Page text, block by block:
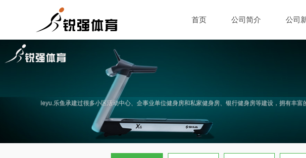
首页 公司简介 公司
leyu.乐鱼承建过很多小区活动中心、企事业单位健身房和私家健身房、银行健身房等建设，拥有丰